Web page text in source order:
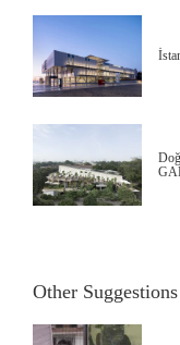
Other Suggestions